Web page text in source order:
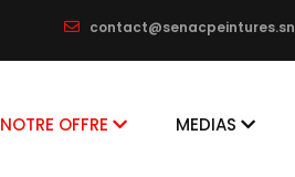
contact@senacpeintures.sn
NOTRE OFFRE MEDIAS